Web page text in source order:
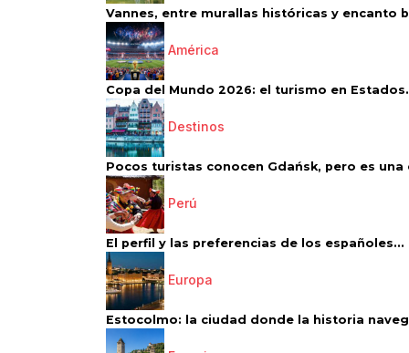
Vannes, entre murallas históricas y encanto
América
Copa del Mundo 2026: el turismo en
Destinos
Pocos turistas conocen Gdańsk, pero es una
Perú
El perfil y las preferencias de los españoles...
Europa
Estocolmo: la ciudad donde la historia